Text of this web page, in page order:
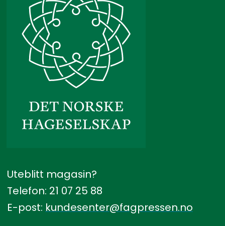
Uteblitt magasin?
Telefon: 21 07 25 88
E-post: kundesenter@fagpressen.no